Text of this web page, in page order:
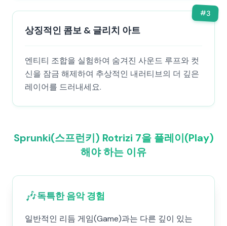
#3
상징적인 콤보 & 글리치 아트
엔티티 조합을 실험하여 숨겨진 사운드 루프와 컷
신을 잠금 해제하여 추상적인 내러티브의 더 깊은
레이어를 드러내세요.
Sprunki(스프런키) Rotrizi 7을 플레이(Play)
해야 하는 이유
🎶독특한 음악 경험
일반적인 리듬 게임(Game)과는 다른 깊이 있는